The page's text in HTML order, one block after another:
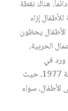
هناك نقطة
إزاء
الأطفال يحظون
الحربية،
ورد في
البروتوكول الإضافي الثاني لاتفاقية جنيف لسنة 1977، حيث
الأطفال، سواء